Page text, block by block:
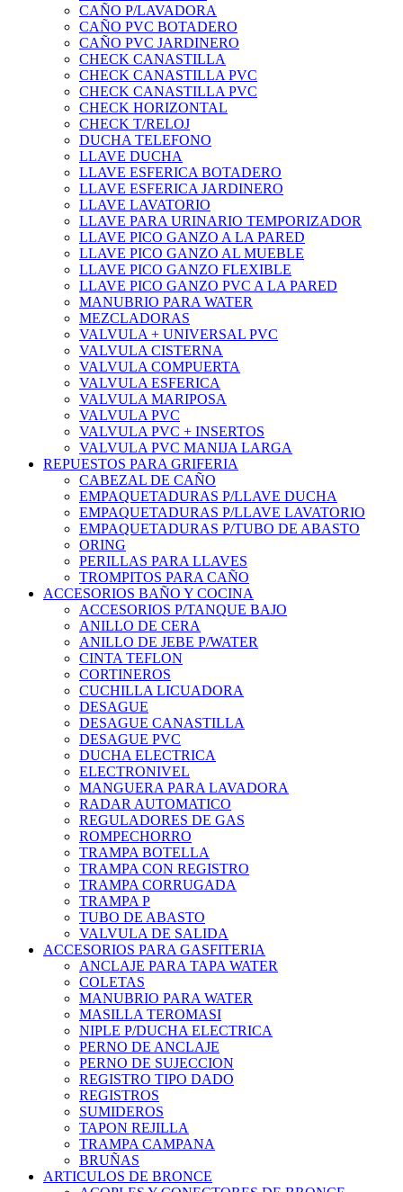
CAÑO P/LAVADORA
CAÑO PVC BOTADERO
CAÑO PVC JARDINERO
CHECK CANASTILLA
CHECK CANASTILLA PVC
CHECK CANASTILLA PVC
CHECK HORIZONTAL
CHECK T/RELOJ
DUCHA TELEFONO
LLAVE DUCHA
LLAVE ESFERICA BOTADERO
LLAVE ESFERICA JARDINERO
LLAVE LAVATORIO
LLAVE PARA URINARIO TEMPORIZADOR
LLAVE PICO GANZO A LA PARED
LLAVE PICO GANZO AL MUEBLE
LLAVE PICO GANZO FLEXIBLE
LLAVE PICO GANZO PVC A LA PARED
MANUBRIO PARA WATER
MEZCLADORAS
VALVULA + UNIVERSAL PVC
VALVULA CISTERNA
VALVULA COMPUERTA
VALVULA ESFERICA
VALVULA MARIPOSA
VALVULA PVC
VALVULA PVC + INSERTOS
VALVULA PVC MANIJA LARGA
REPUESTOS PARA GRIFERIA
CABEZAL DE CAÑO
EMPAQUETADURAS P/LLAVE DUCHA
EMPAQUETADURAS P/LLAVE LAVATORIO
EMPAQUETADURAS P/TUBO DE ABASTO
ORING
PERILLAS PARA LLAVES
TROMPITOS PARA CAÑO
ACCESORIOS BAÑO Y COCINA
ACCESORIOS P/TANQUE BAJO
ANILLO DE CERA
ANILLO DE JEBE P/WATER
CINTA TEFLON
CORTINEROS
CUCHILLA LICUADORA
DESAGUE
DESAGUE CANASTILLA
DESAGUE PVC
DUCHA ELECTRICA
ELECTRONIVEL
MANGUERA PARA LAVADORA
RADAR AUTOMATICO
REGULADORES DE GAS
ROMPECHORRO
TRAMPA BOTELLA
TRAMPA CON REGISTRO
TRAMPA CORRUGADA
TRAMPA P
TUBO DE ABASTO
VALVULA DE SALIDA
ACCESORIOS PARA GASFITERIA
ANCLAJE PARA TAPA WATER
COLETAS
MANUBRIO PARA WATER
MASILLA TEROMASI
NIPLE P/DUCHA ELECTRICA
PERNO DE ANCLAJE
PERNO DE SUJECCION
REGISTRO TIPO DADO
REGISTROS
SUMIDEROS
TAPON REJILLA
TRAMPA CAMPANA
BRUÑAS
ARTICULOS DE BRONCE